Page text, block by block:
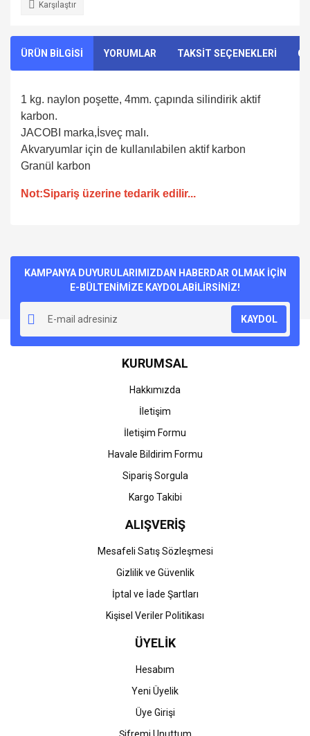
Karşılaştır
ÜRÜN BİLGİSİ YORUMLAR TAKSİT SEÇENEKLERİ
1 kg. naylon poşette, 4mm. çapında silindirik aktif
karbon.
JACOBI marka,İsveç malı.
Akvaryumlar için de kullanılabilen aktif karbon
Granül karbon
Not:Sipariş üzerine tedarik edilir...
Yorum Yaz
kullanarak tarafımıza iletebilirsiniz.
Görüş ve önerileriniz için teşekkür ederiz.
Ürün resmi kalitesiz, bozuk veya görüntülenemiyor.
Ürün açıklamasında eksik bilgiler bulunuyor.
Ürün bilgilerinde hatalar bulunuyor.
Ürün fiyatı diğer sitelerden daha pahalı.
Gönder
KAMPANYA DUYURULARIMIZDAN HABERDAR OLMAK İÇİN
E-BÜLTENİMİZE KAYDOLABİLİRSİNİZ!
KAYDOL
KURUMSAL
Hakkımızda
İletişim
İletişim Formu
Havale Bildirim Formu
Sipariş Sorgula
Kargo Takibi
ALIŞVERİŞ
Mesafeli Satış Sözleşmesi
Gizlilik ve Güvenlik
İptal ve İade Şartları
Kişisel Veriler Politikası
ÜYELİK
Hesabım
Yeni Üyelik
Üye Girişi